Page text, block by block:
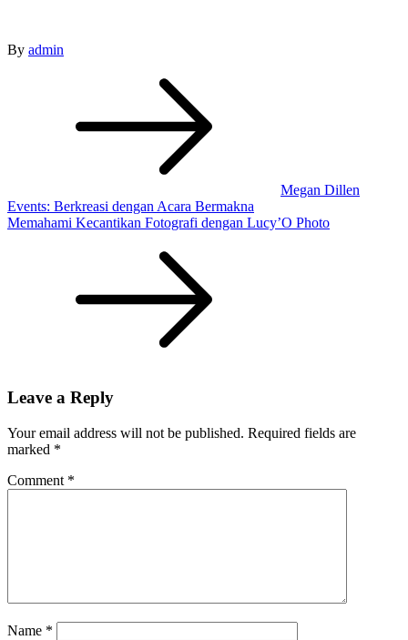
By admin
Megan Dillen
Events: Berkreasi dengan Acara Bermakna
Memahami Kecantikan Fotografi dengan Lucy’O Photo
Leave a Reply
Your email address will not be published. Required fields are
marked *
Comment *
Name *